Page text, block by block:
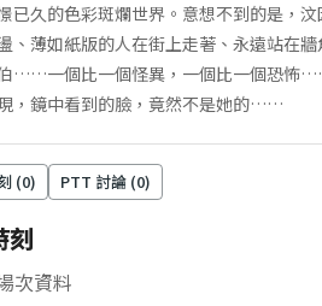
已久的色彩斑爛世界。意想不到的是，
、薄如紙版的人在街上走著、永遠站在
……一個比一個怪異，一個比一個恐怖
，鏡中看到的臉，竟然不是她的……
(0) PTT 討論 (0)
刻
次資料